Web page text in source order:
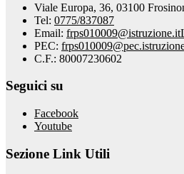
Viale Europa, 36, 03100
Tel: 0775/837087
Email: frps010009@istruzione.it
PEC:
C.F.: 80007230602
Seguici su
Facebook
Youtube
Sezione Link Utili